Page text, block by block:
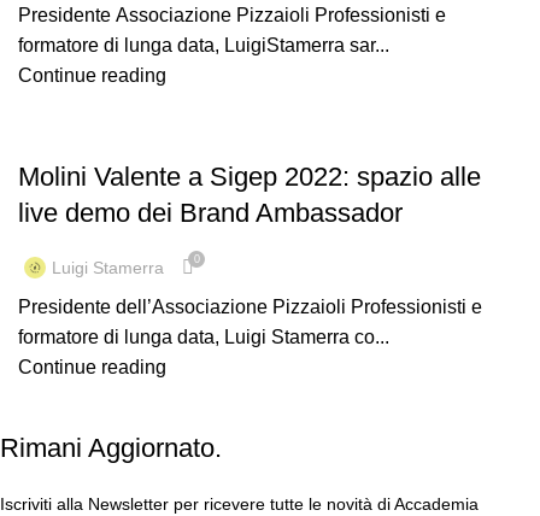
Presidente Associazione Pizzaioli Professionisti e
formatore di lunga data, LuigiStamerra sar...
Continue reading
Molini Valente a Sigep 2022: spazio alle
live demo dei Brand Ambassador
Luigi Stamerra 0
Presidente dell’Associazione Pizzaioli Professionisti e
formatore di lunga data, Luigi Stamerra co...
Continue reading
Rimani Aggiornato.
Iscriviti alla Newsletter per ricevere tutte le novità di Accademia